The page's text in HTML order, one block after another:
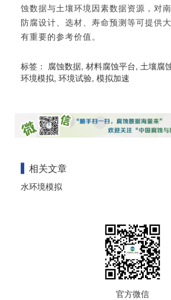
蚀数据与土壤环境因素数据资源，对
防腐设计、选材、寿命预测等可提供
有重要的参考价值。
标签： 腐蚀数据, 材料腐蚀平台, 土壤腐
环境模拟, 环境试验, 模拟加速
相关文章
水环境模拟
官方微信